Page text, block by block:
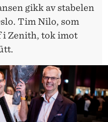
gikk av stabelen
Tim Nilo, som
Zenith, tok imot